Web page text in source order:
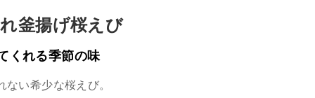
釜揚げ桜えび
くれる季節の味
い希少な桜えび。